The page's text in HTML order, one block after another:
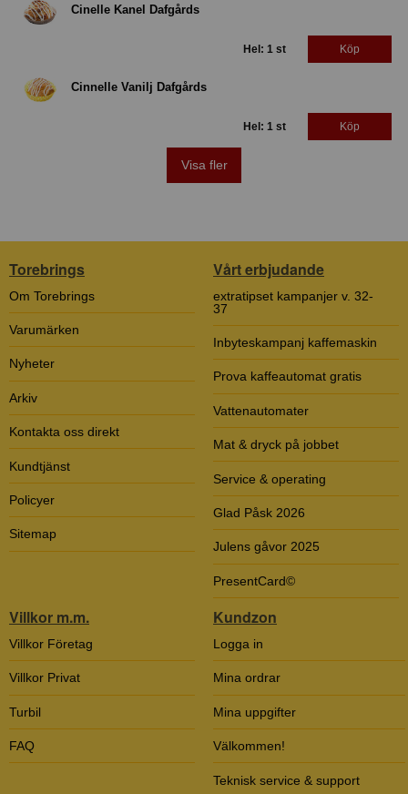
Cinelle Kanel Dafgårds
Hel: 1 st Köp
Cinnelle Vanilj Dafgårds
Hel: 1 st Köp
Visa fler
Torebrings
Om Torebrings
Varumärken
Nyheter
Arkiv
Kontakta oss direkt
Kundtjänst
Policyer
Sitemap
Vårt erbjudande
extratipset kampanjer v. 32-
37
Inbyteskampanj kaffemaskin
Prova kaffeautomat gratis
Vattenautomater
Mat & dryck på jobbet
Service & operating
Glad Påsk 2026
Julens gåvor 2025
PresentCard©
Villkor m.m.
Villkor Företag
Villkor Privat
Turbil
FAQ
Kundzon
Logga in
Mina ordrar
Mina uppgifter
Välkommen!
Teknisk service & support